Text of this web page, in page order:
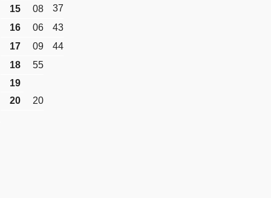
15
08
37
16
06
43
17
09
44
18
55
19
20
20